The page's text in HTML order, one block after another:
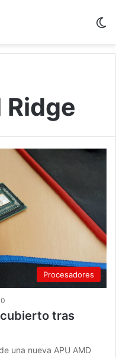
Procesadores
0
tras
una nueva APU AMD